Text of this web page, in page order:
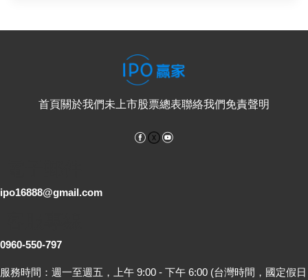
首頁關於我們未上市股票總表聯絡我們免責聲明
Facebook
ipo16888@gmail.com
0960-550-797
服務時間：週一至週五，上午 9:00 - 下午 6:00 (台灣時間，國定假日